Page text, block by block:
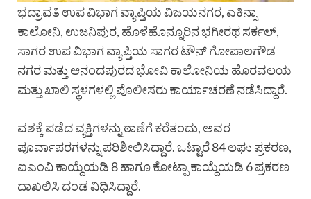
ಭದ್ರಾವತಿ ಉಪ ವಿಭಾಗ ವ್ಯಾಪ್ತಿಯ ವಿಜಯನಗರ, ಎಕಿನ್ಸಾ
ಕಾಲೋನಿ, ಉಜನಿಪುರ, ಹೊಳೆಹೊನ್ನೂರಿನ ಭಗೀರಥ ಸರ್ಕಲ್,
ಸಾಗರ ಉಪ ವಿಭಾಗ ವ್ಯಾಪ್ತಿಯ ಸಾಗರ ಟೌನ್ ಗೋಪಾಲಗೌಡ
ನಗರ ಮತ್ತು ಆನಂದಪುರದ ಭೋವಿ ಕಾಲೋನಿಯ ಹೊರವಲಯ
ಮತ್ತು ಖಾಲಿ ಸ್ಥಳಗಳಲ್ಲಿ ಪೊಲೀಸರು ಕಾರ್ಯಾಚರಣೆ ನಡೆಸಿದ್ದಾರೆ.
ವಶಕ್ಕೆ ಪಡೆದ ವ್ಯಕ್ತಿಗಳನ್ನು ಠಾಣೆಗೆ ಕರೆತಂದು, ಅವರ
ಪೂರ್ವಾಪರಗಳನ್ನು ಪರಿಶೀಲಿಸಿದ್ದಾರೆ. ಒಟ್ಟಾರೆ 84 ಲಘು ಪ್ರಕರಣ,
ಐಎಂವಿ ಕಾಯ್ದೆಯಡಿ 8 ಹಾಗೂ ಕೋಟ್ಪಾ ಕಾಯ್ದೆಯಡಿ 6 ಪ್ರಕರಣ
ದಾಖಲಿಸಿ ದಂಡ ವಿಧಿಸಿದ್ದಾರೆ.